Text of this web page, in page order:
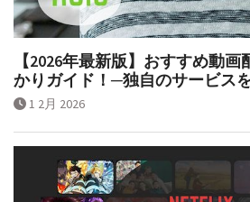
【2026年最新版】おすすめ動
かりガイド！─独自のサービス
1 2月 2026